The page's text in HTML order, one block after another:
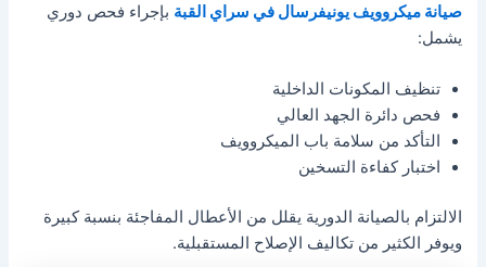
صيانة ميكروويف يونيفرسال في سراي القبة بإجراء فحص دوري
يشمل:
تنظيف المكونات الداخلية
فحص دائرة الجهد العالي
التأكد من سلامة باب الميكروويف
اختبار كفاءة التسخين
الالتزام بالصيانة الدورية يقلل من الأعطال المفاجئة بنسبة كبيرة
ويوفر الكثير من تكاليف الإصلاح المستقبلية.